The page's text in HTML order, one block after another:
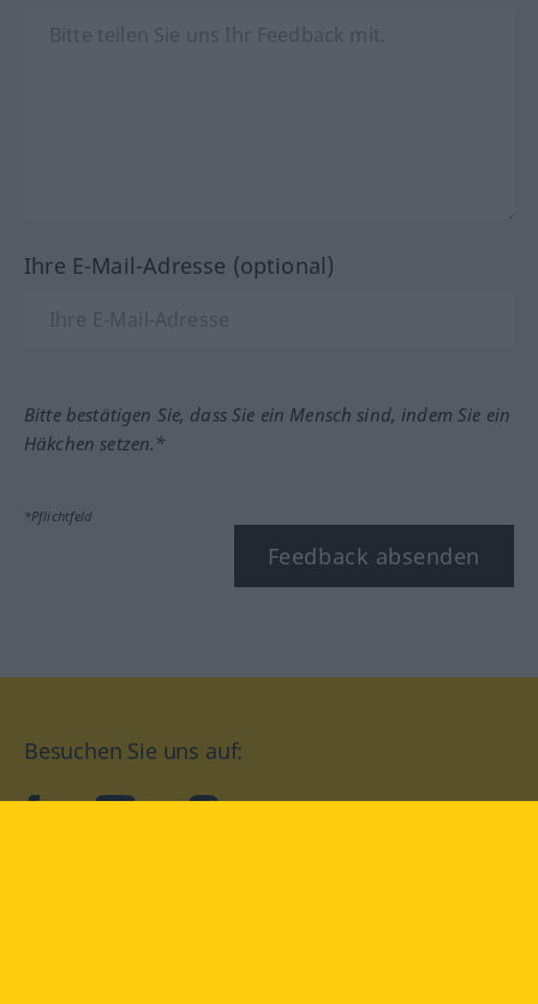
Ihre E-Mail-Adresse (optional)
Bitte bestätigen Sie, dass Sie ein Mensch sind, indem Sie ein
Häkchen setzen.*
*Pflichtfeld
Feedback absenden
Besuchen Sie uns auf:
facebookYouTube Instagram